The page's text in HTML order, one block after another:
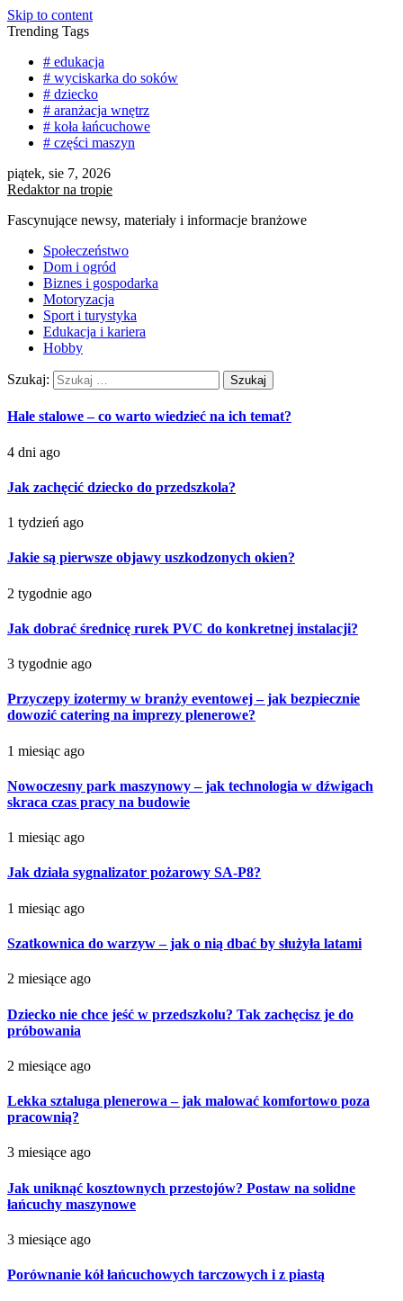
Skip to content
Trending Tags
# edukacja
# wyciskarka do soków
# dziecko
# aranżacja wnętrz
# koła łańcuchowe
# części maszyn
piątek, sie 7, 2026
Redaktor na tropie
Fascynujące newsy, materiały i informacje branżowe
Społeczeństwo
Dom i ogród
Biznes i gospodarka
Motoryzacja
Sport i turystyka
Edukacja i kariera
Hobby
Szukaj:
Hale stalowe – co warto wiedzieć na ich temat?
4 dni ago
Jak zachęcić dziecko do przedszkola?
1 tydzień ago
Jakie są pierwsze objawy uszkodzonych okien?
2 tygodnie ago
Jak dobrać średnicę rurek PVC do konkretnej instalacji?
3 tygodnie ago
Przyczepy izotermy w branży eventowej – jak bezpiecznie
dowozić catering na imprezy plenerowe?
1 miesiąc ago
Nowoczesny park maszynowy – jak technologia w dźwigach
skraca czas pracy na budowie
1 miesiąc ago
Jak działa sygnalizator pożarowy SA-P8?
1 miesiąc ago
Szatkownica do warzyw – jak o nią dbać by służyła latami
2 miesiące ago
Dziecko nie chce jeść w przedszkolu? Tak zachęcisz je do
próbowania
2 miesiące ago
Lekka sztaluga plenerowa – jak malować komfortowo poza
pracownią?
3 miesiące ago
Jak uniknąć kosztownych przestojów? Postaw na solidne
łańcuchy maszynowe
3 miesiące ago
Porównanie kół łańcuchowych tarczowych i z piastą